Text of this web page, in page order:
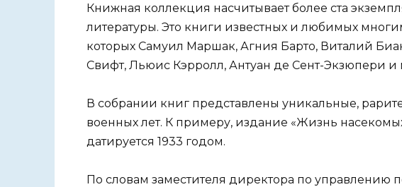
Книжная коллекция насчитывает более ста
литературы. Это книги известных и любимых
которых Самуил Маршак, Агния Барто, Виталий
Свифт, Льюис Кэрролл, Антуан де Сент-Экзюпери и
В собрании книг представлены уникальные,
военных лет. К примеру, издание «Жизнь
датируется 1933 годом.
По словам заместителя директора по управлению